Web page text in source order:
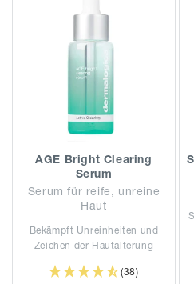
AGE Bright Clearing
Serum
Serum für reife, unreine
Haut
Bekämpft Unreinheiten und
Zeichen der Hautalterung
(38)